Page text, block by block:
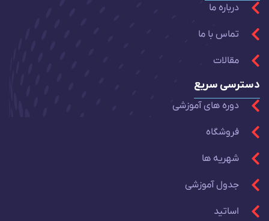
دسترسی سریع
دوره های آموزشی
فروشگاه
شهریه ها
جدول آموزشی
اساتید
درباره ما
تماس با ما
مقالات